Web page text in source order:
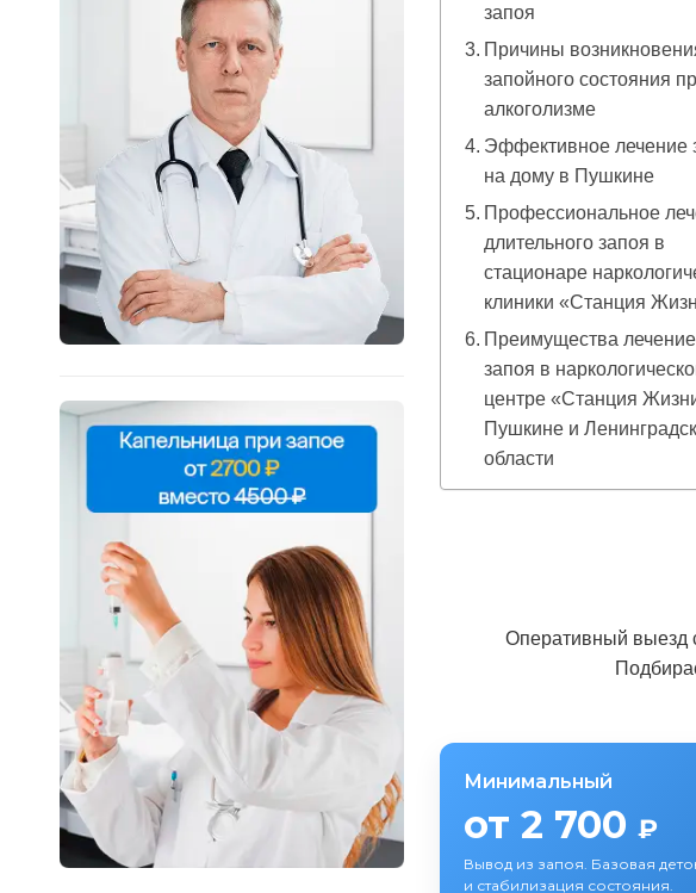
запоя
Причины
запойного состояния
алкоголизме
Эффективное лечение
на дому в Пушкине
Профессиональное
длительного запоя в
стационаре
клиники «Станция
Преимущества
запоя в
центре «Станция
Пушкине и
области
Оперативный выезд
Минимальный
от 2 700 ₽
Вывод из запоя. Базовая
и стабилизация состояния.